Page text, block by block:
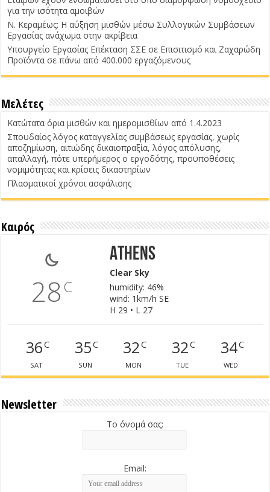
για την ισότητα αμοιβών
Ν. Κεραμέως: Η αύξηση μισθών μέσω Συλλογικών Συμβάσεων
Εργασίας ανάχωμα στην ακρίβεια
Υπουργείο Εργασίας Επέκταση ΣΣΕ σε Επισιτισμό και Ζαχαρώδη
Προϊόντα σε πάνω από 400.000 εργαζόμενους
Μελέτες
Κατώτατα όρια μισθών και ημερομισθίων από 1.4.2023
Σπουδαίος λόγος καταγγελίας συμβάσεως εργασίας, χωρίς
αποζημίωση, αιτιώδης δικαιοπραξία, λόγος απόλυσης,
απαλλαγή, πότε υπερήμερος ο εργοδότης, προϋποθέσεις
νομιμότητας και κρίσεις δικαστηρίων
Πλασματικοί χρόνοι ασφάλισης
Καιρός
28C
Athens
Clear Sky
humidity: 46%
wind: 1km/h SE
H 29 • L 27
36C
SAT
35C
SUN
32C
MON
32C
TUE
34C
WED
Newsletter
Το όνομά σας:
Email: